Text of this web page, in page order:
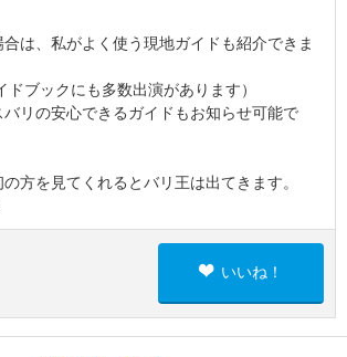
は、私がよく使う現地ガイドも紹介できま
ドブックにも多数出演があります）
バリの安心できるガイドもお知らせ可能で
方を見てくれるとバリ王は出てきます。
いいね！